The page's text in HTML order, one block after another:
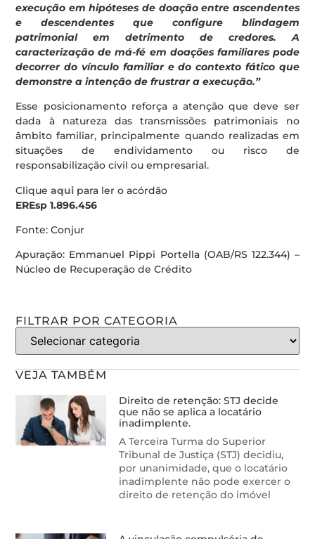
execução em hipóteses de doação entre ascendentes
e descendentes que configure blindagem
patrimonial em detrimento de credores. A
caracterização de má-fé em doações familiares pode
decorrer do vínculo familiar e do contexto fático que
demonstre a intenção de frustrar a execução.”
Esse posicionamento reforça a atenção que deve ser
dada à natureza das transmissões patrimoniais no
âmbito familiar, principalmente quando realizadas em
situações de endividamento ou risco de
responsabilização civil ou empresarial.
Cliqueaqui para ler o acórdão
EREsp 1.896.456
Fonte: Conjur
Apuração: Emmanuel Pippi Portella (OAB/RS 122.344) –
Núcleo de Recuperação de Crédito
FILTRAR POR CATEGORIA
VEJA TAMBÉM
Direito de retenção: STJ decide
que não se aplica a locatário
inadimplente.
A Terceira Turma do Superior
Tribunal de Justiça (STJ) decidiu,
por unanimidade, que o locatário
inadimplente não pode exercer o
direito de retenção do imóvel